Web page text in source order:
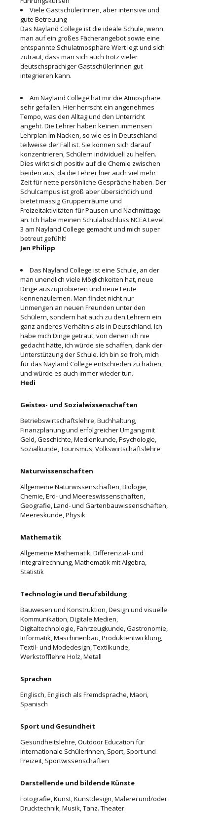
Viele GastschülerInnen, aber intensive und
gute Betreuung
Das Nayland College ist die ideale Schule, wenn
man auf ein großes Fächerangebot sowie eine
entspannte Schulatmosphäre Wert legt und sich
zutraut, dass man sich auch trotz vieler
deutschsprachiger GastschülerInnen gut
integrieren kann.
Am Nayland College hat mir die Atmosphäre
sehr gefallen. Hier herrscht ein angenehmes
Tempo, was den Alltag und den Unterricht
angeht. Die Lehrer haben keinen immensen
Lehrplan im Nacken, so wie es in Deutschland
teilweise der Fall ist. Sie können sich darauf
konzentrieren, Schülern individuell zu helfen.
Dies wirkt sich positiv auf die Chemie zwischen
beiden aus, da die Lehrer hier auch viel mehr
Zeit für nette persönliche Gespräche haben. Der
Schulcampus ist groß aber übersichtlich und
bietet massig Gruppenräume und
Freizeitaktivitäten für Pausen und Nachmittage
an. Ich habe meinen Schulabschluss NCEA Level
3 am Nayland College gemacht und mich super
betreut gefühlt!
Jan Philipp
Das Nayland College ist eine Schule, an der
man unendlich viele Möglichkeiten hat, neue
Dinge auszuprobieren und neue Leute
kennenzulernen. Man findet nicht nur
Unmengen an neuen Freunden unter den
Schülern, sondern hat auch zu den Lehrern ein
ganz anderes Verhältnis als in Deutschland. Ich
habe mich Dinge getraut, von denen ich nie
gedacht hätte, ich würde sie schaffen, dank der
Unterstützung der Schule. Ich bin so froh, mich
für das Nayland College entschieden zu haben,
und würde es auch immer wieder tun.
Hedi
Geistes- und Sozialwissenschaften
Betriebswirtschaftslehre, Buchhaltung,
Finanzplanung und erfolgreicher Umgang mit
Geld, Geschichte, Medienkunde, Psychologie,
Sozialkunde, Tourismus, Volkswirtschaftslehre
Naturwissenschaften
Allgemeine Naturwissenschaften, Biologie,
Chemie, Erd- und Meereswissenschaften,
Geografie, Land- und Gartenbauwissenschaften,
Meereskunde, Physik
Mathematik
Allgemeine Mathematik, Differenzial- und
Integralrechnung, Mathematik mit Algebra,
Statistik
Technologie und Berufsbildung
Bauwesen und Konstruktion, Design und visuelle
Kommunikation, Digitale Medien,
Digitaltechnologie, Fahrzeugkunde, Gastronomie,
Informatik, Maschinenbau, Produktentwicklung,
Textil- und Modedesign, Textilkunde,
Werkstofflehre Holz, Metall
Sprachen
Englisch, Englisch als Fremdsprache, Maori,
Spanisch
Sport und Gesundheit
Gesundheitslehre, Outdoor Education für
internationale SchülerInnen, Sport, Sport und
Freizeit, Sportwissenschaften
Darstellende und bildende Künste
Fotografie, Kunst, Kunstdesign, Malerei und/oder
Drucktechnik, Musik, Tanz. Theater